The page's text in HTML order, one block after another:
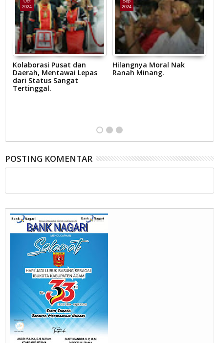
2024
Kolaborasi Pusat dan
Daerah, Mentawai Lepas
dari Status Sangat
Tertinggal.
2024
Hilangnya Moral Nak
Ranah Minang.
POSTING KOMENTAR